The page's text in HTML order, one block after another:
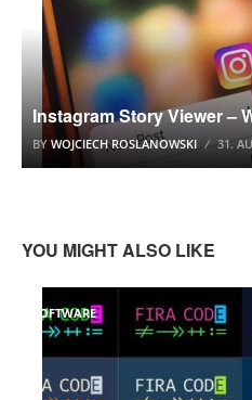
Instagram Story Viewer –
BY WOJCIECH ROSLANOWSKI 31.
YOU MIGHT ALSO LIKE
SOFTWARE